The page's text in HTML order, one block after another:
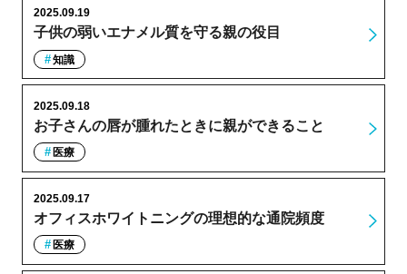
子供の弱いエナメル質を守る親の役目
2025.09.19
知識
お子さんの唇が腫れたときに親ができること
2025.09.18
医療
オフィスホワイトニングの理想的な通院頻度
2025.09.17
医療